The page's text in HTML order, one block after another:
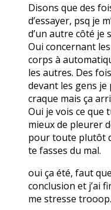
Disons que des
d’essayer, psq je
d’un autre côté je
Oui concernant
corps à
les autres. Des
devant les gens je
craque mais ça
Oui je vois ce que
mieux de pleurer
pour toute plutôt
te fasses du mal.
oui ça été, faut
conclusion et j’ai
me stresse